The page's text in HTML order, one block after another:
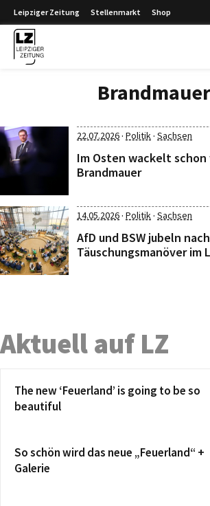
Leipziger Zeitung Stellenmarkt Shop
Brandmauer
22.07.2026· Politik· Sachsen
Im Osten wackelt schon
Brandmauer
14.05.2026· Politik· Sachsen
AfD und BSW jubeln nach
Täuschungsmanöver im
Aktuell auf LZ
The new ‘Feuerland’ is going to be so
beautiful
So schön wird das neue „Feuerland“ +
Galerie